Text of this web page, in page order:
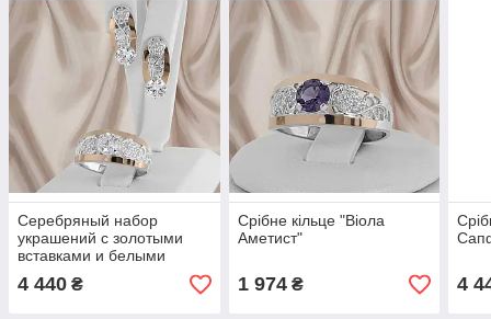
Серебряный набор
украшений с золотыми
вставками и белыми
фианитами "Виола"
4 440 ₴
Срібне кільце "Віола
Аметист"
1 974₴ 4